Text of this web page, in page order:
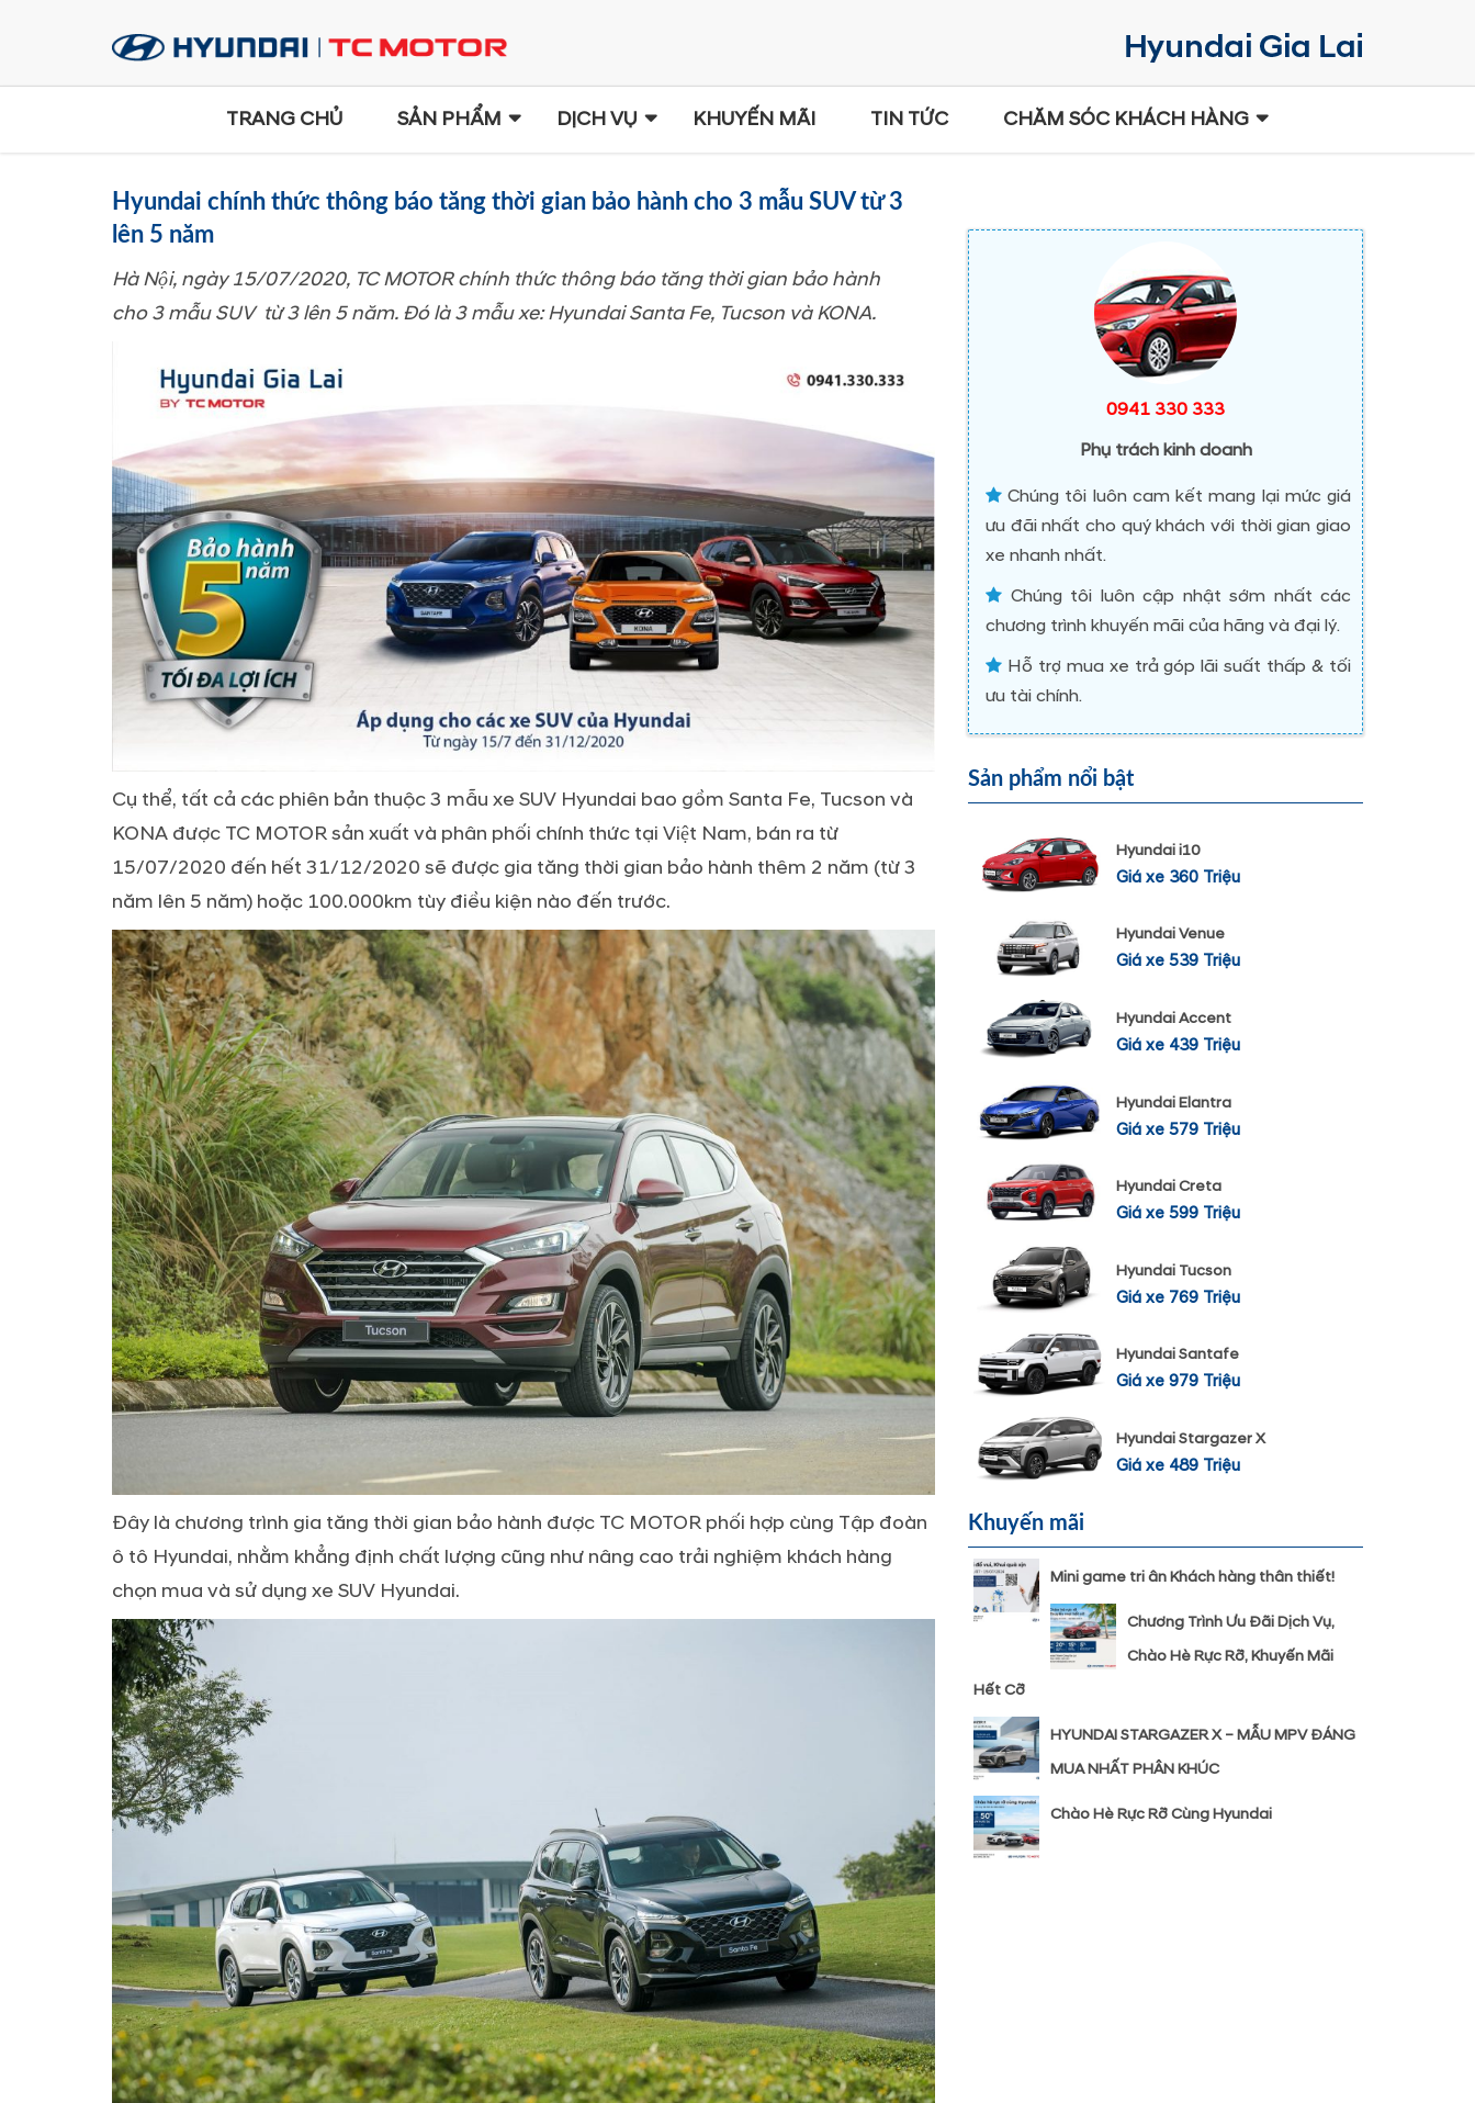
TRANG CHỦ SẢN PHẨM DỊCH VỤ KHUYẾN MÃI TIN TỨC CHĂM SÓC KHÁCH HÀNG
Hyundai chính thức thông báo tăng thời gian bảo hành cho 3 mẫu SUV từ 3
lên 5 năm
Hà Nội, ngày 15/07/2020, TC MOTOR chính thức thông báo tăng thời gian bảo hành
cho 3 mẫu SUV từ 3 lên 5 năm. Đó là 3 mẫu xe: Hyundai Santa Fe, Tucson và KONA.
Cụ thể, tất cả các phiên bản thuộc 3 mẫu xe SUV Hyundai bao gồm Santa Fe, Tucson và
KONA được TC MOTOR sản xuất và phân phối chính thức tại Việt Nam, bán ra từ
15/07/2020 đến hết 31/12/2020 sẽ được gia tăng thời gian bảo hành thêm 2 năm (từ 3
năm lên 5 năm) hoặc 100.000km tùy điều kiện nào đến trước.
Đây là chương trình gia tăng thời gian bảo hành được TC MOTOR phối hợp cùng Tập đoàn
ô tô Hyundai, nhằm khẳng định chất lượng cũng như nâng cao trải nghiệm khách hàng
chọn mua và sử dụng xe SUV Hyundai.
0941 330 333
Phụ trách kinh doanh
Chúng tôi luôn cam kết mang lại mức giá
ưu đãi nhất cho quý khách với thời gian giao
xe nhanh nhất.
Chúng tôi luôn cập nhật sớm nhất các
chương trình khuyến mãi của hãng và đại lý.
Hỗ trợ mua xe trả góp lãi suất thấp & tối
ưu tài chính.
Sản phẩm nổi bật
Hyundai i10
Giá xe 360 Triệu
Hyundai Venue
Giá xe 539 Triệu
Hyundai Accent
Giá xe 439 Triệu
Hyundai Elantra
Giá xe 579 Triệu
Hyundai Creta
Giá xe 599 Triệu
Hyundai Tucson
Giá xe 769 Triệu
Hyundai Santafe
Giá xe 979 Triệu
Hyundai Stargazer X
Giá xe 489 Triệu
Khuyến mãi
Mini game tri ân Khách hàng thân thiết!
Chương Trình Ưu Đãi Dịch Vụ,
Chào Hè Rực Rỡ, Khuyến Mãi
Hết Cỡ
HYUNDAI STARGAZER X – MẪU MPV ĐÁNG
MUA NHẤT PHÂN KHÚC
Chào Hè Rực Rỡ Cùng Hyundai